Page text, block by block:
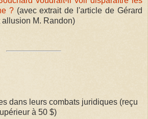
?(avec extrait de l'article de Gérard
M. Randon)
dans leurs combats juridiques (reçu
à 50 $)